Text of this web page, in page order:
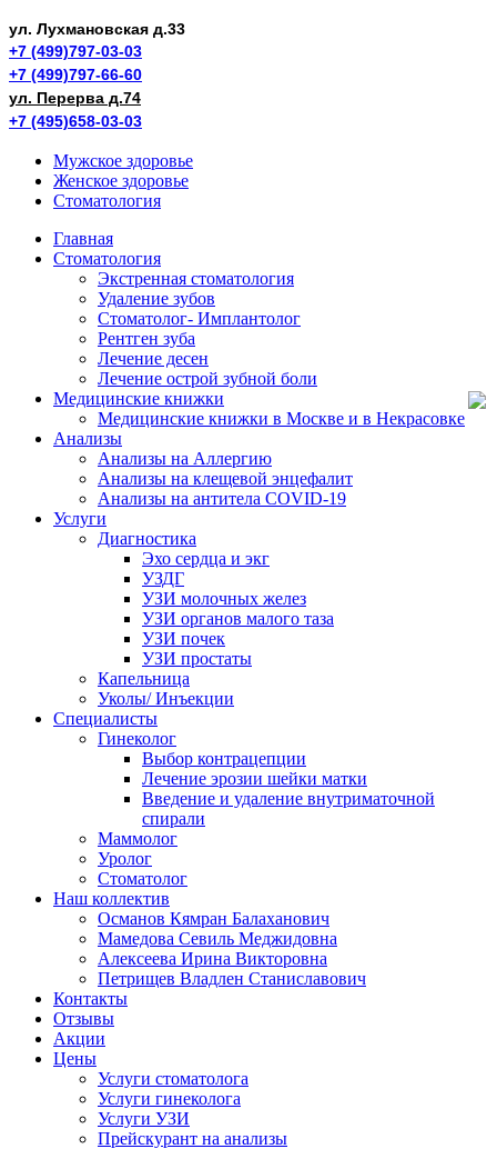
ул. Лухмановская д.33
+7 (499)797-03-03
+7 (499)797-66-60
ул. Перерва д.74
+7 (495)658-03-03
Мужское здоровье
Женское здоровье
Стоматология
Главная
Стоматология
Экстренная стоматология
Удаление зубов
Стоматолог- Имплантолог
Рентген зуба
Лечение десен
Лечение острой зубной боли
Медицинские книжки
Медицинские книжки в Москве и в Некрасовке
Анализы
Анализы на Аллергию
Анализы на клещевой энцефалит
Анализы на антитела COVID-19
Услуги
Диагностика
Эхо сердца и экг
УЗДГ
УЗИ молочных желез
УЗИ органов малого таза
УЗИ почек
УЗИ простаты
Капельница
Уколы/ Инъекции
Специалисты
Гинеколог
Выбор контрацепции
Лечение эрозии шейки матки
Введение и удаление внутриматочной
спирали
Маммолог
Уролог
Стоматолог
Наш коллектив
Османов Кямран Балаханович
Мамедова Севиль Меджидовна
Алексеева Ирина Викторовна
Петрищев Владлен Станиславович
Контакты
Отзывы
Акции
Цены
Услуги стоматолога
Услуги гинеколога
Услуги УЗИ
Прейскурант на анализы